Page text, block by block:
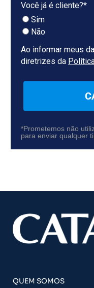
Você já é cliente?*
Sim
Não
Ao informar meus
diretrizes da
*Prometemos não
para enviar qualquer
QUEM SOMOS